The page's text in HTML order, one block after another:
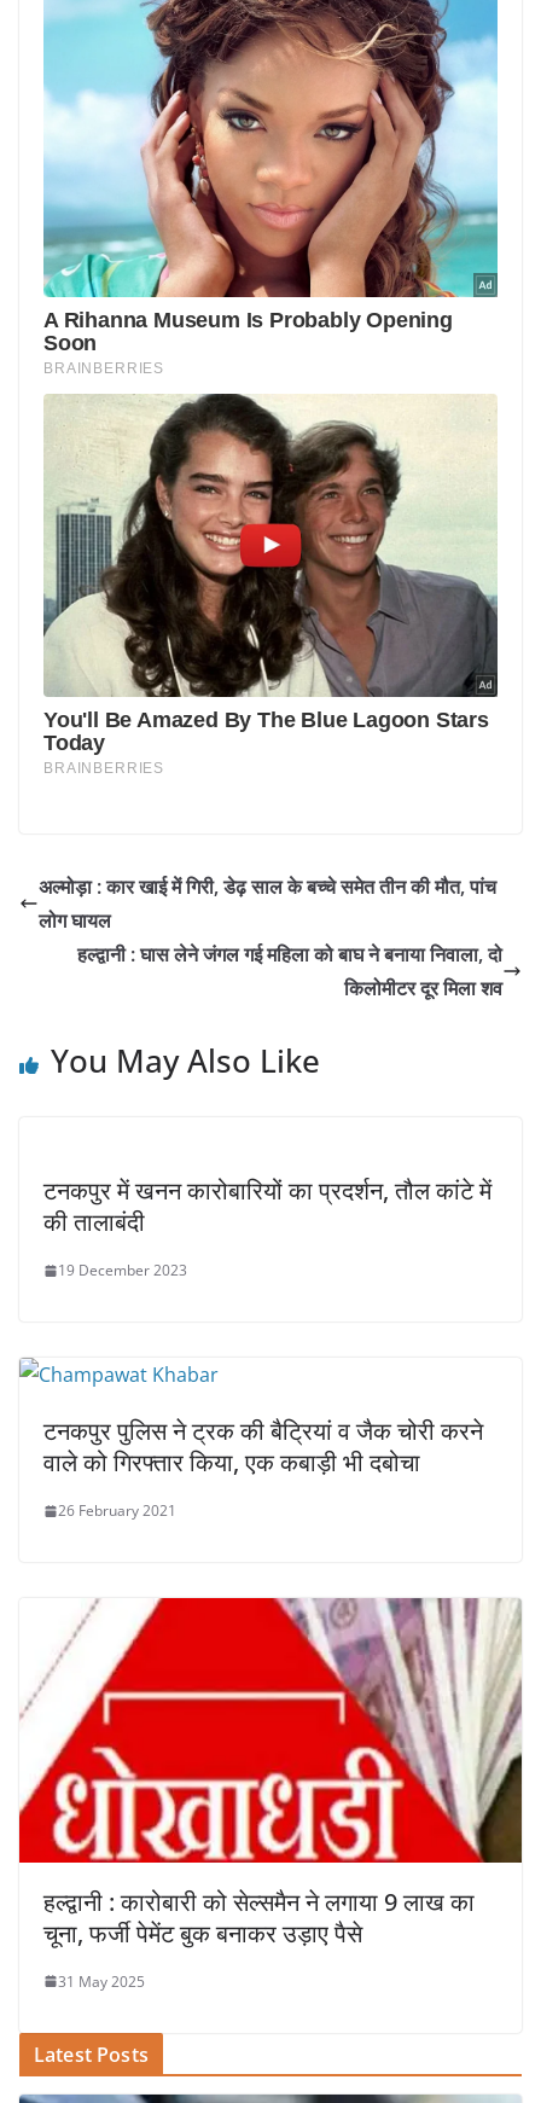
अल्मोड़ा : कार खाई में गिरी, डेढ़ साल के बच्चे समेत तीन की मौत, पांच
लोग घायल
हल्द्वानी : घास लेने जंगल गई महिला को बाघ ने बनाया निवाला, दो
किलोमीटर दूर मिला शव
You May Also Like
टनकपुर में खनन कारोबारियों का प्रदर्शन, तौल कांटे में
की तालाबंदी
19 December 2023
टनकपुर पुलिस ने ट्रक की बैट्रियां व जैक चोरी करने
वाले को गिरफ्तार किया, एक कबाड़ी भी दबोचा
26 February 2021
हल्द्वानी : कारोबारी को सेल्समैन ने लगाया 9 लाख का
चूना, फर्जी पेमेंट बुक बनाकर उड़ाए पैसे
31 May 2025
Latest Posts